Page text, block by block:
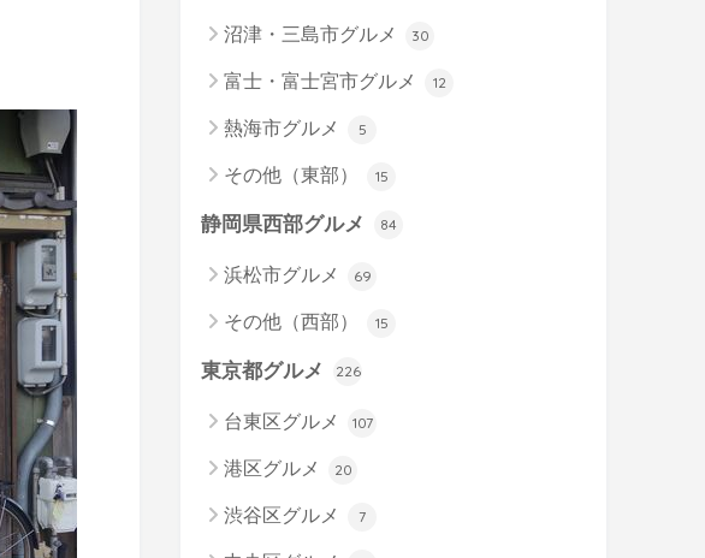
沼津・三島市グルメ 30
富士・富士宮市グルメ 12
熱海市グルメ 5
その他（東部） 15
静岡県西部グルメ 84
浜松市グルメ 69
その他（西部） 15
東京都グルメ 226
台東区グルメ 107
港区グルメ 20
渋谷区グルメ 7